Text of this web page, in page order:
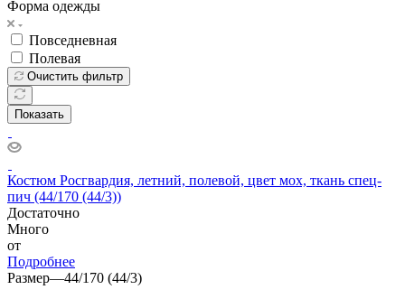
Форма одежды
Повседневная
Полевая
Очистить фильтр
Показать
Костюм Росгвардия, летний, полевой, цвет мох, ткань спец-
пич (44/170 (44/3))
Достаточно
Много
от
Подробнее
Размер—44/170 (44/3)